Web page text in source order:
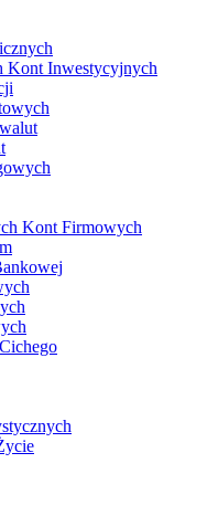
Kont Inwestycyjnych
Kont Firmowych